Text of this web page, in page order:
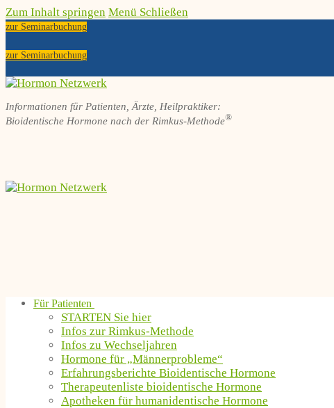
Zum Inhalt springen Menü Schließen
zur Seminarbuchung
zur Seminarbuchung
Informationen für Patienten, Ärzte, Heilpraktiker:
Bioidentische Hormone nach der Rimkus-Methode®
Für Patienten
STARTEN Sie hier
Infos zur Rimkus-Methode
Infos zu Wechseljahren
Hormone für „Männerprobleme“
Erfahrungsberichte Bioidentische Hormone
Therapeutenliste bioidentische Hormone
Apotheken für humanidentische Hormone